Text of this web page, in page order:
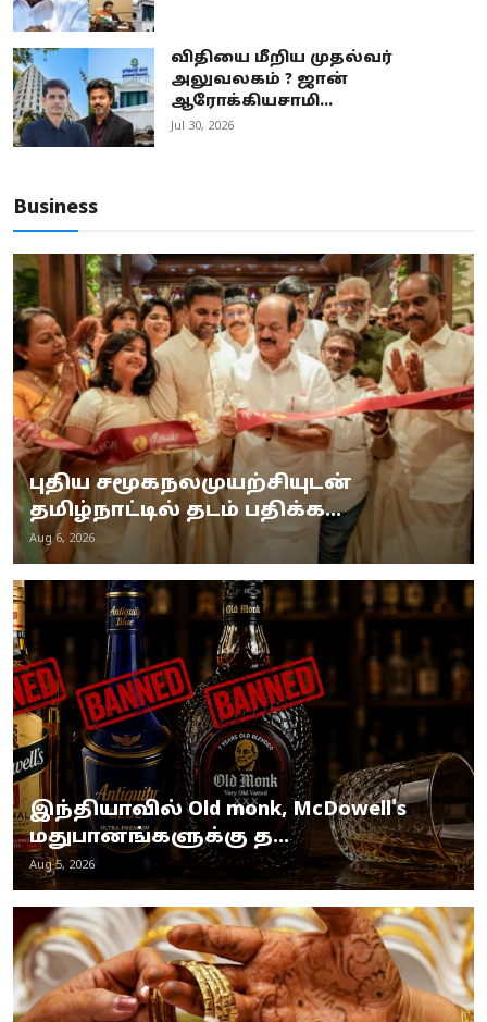
விதியை மீறிய முதல்வர்
அலுவலகம் ? ஜான்
ஆரோக்கியசாமி...
Jul 30, 2026
Business
புதிய சமூகநலமுயற்சியுடன்
தமிழ்நாட்டில் தடம் பதிக்க...
Aug 6, 2026
இந்தியாவில் Old monk, McDowell's
மதுபானங்களுக்கு த...
Aug 5, 2026